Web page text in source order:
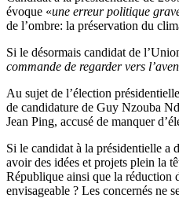
évoque «une erreur politique
de l’ombre: la préservation du
Si le désormais candidat de
commande de regarder vers
Au sujet de l’élection
de candidature de Guy Nzouba
Jean Ping, accusé de manquer
Si le candidat à la présidentielle a
avoir des idées et projets plein la
République ainsi que la réduction
envisageable ? Les concernés ne